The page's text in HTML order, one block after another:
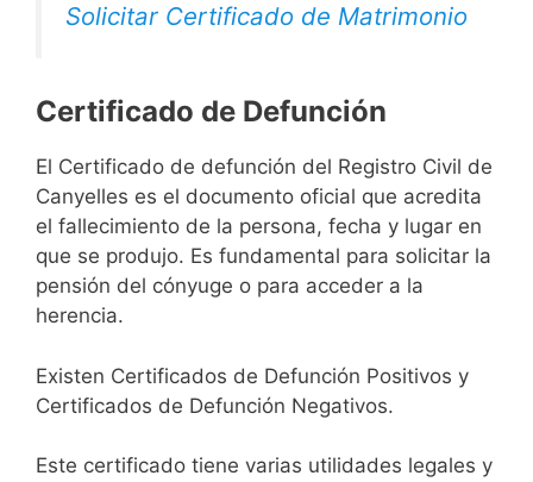
Solicitar Certificado de Matrimonio
Certificado de Defunción
El Certificado de defunción del Registro Civil de
Canyelles es el documento oficial que acredita
el fallecimiento de la persona, fecha y lugar en
que se produjo. Es fundamental para solicitar la
pensión del cónyuge o para acceder a la
herencia.
Existen Certificados de Defunción Positivos y
Certificados de Defunción Negativos.
Este certificado tiene varias utilidades legales y